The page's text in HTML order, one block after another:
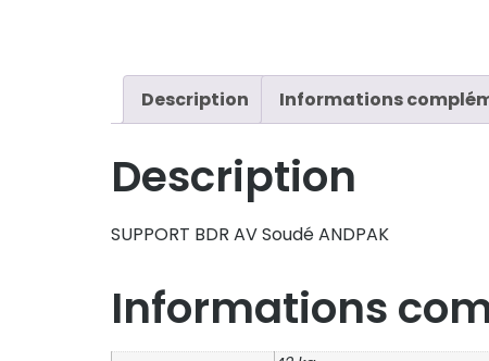
Description Informations
Description
SUPPORT BDR AV Soudé ANDPAK
Informations